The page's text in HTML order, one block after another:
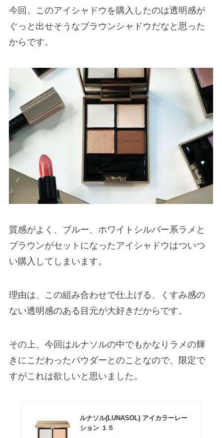
今回、このアイシャドウを購入したのは透明感が
ぐっと出せそうなブラウンシャドウだなと思った
からです。
質感がよく、ブルー、ホワイトシルバー系ラメと
ブラウンがセットになったアイシャドウはついつ
い購入してしまいます。
理由は、この組み合わせで仕上げる、くすみ感の
ない透明感のある目元が大好きだからです。
その上、今回はルナソルの中でもかなりラメの輝
きにこだわったパウダーとのことなので、限定で
すがこれは欲しいと思いました。
ルナソル(LUNASOL) アイカラーレー
ション １５